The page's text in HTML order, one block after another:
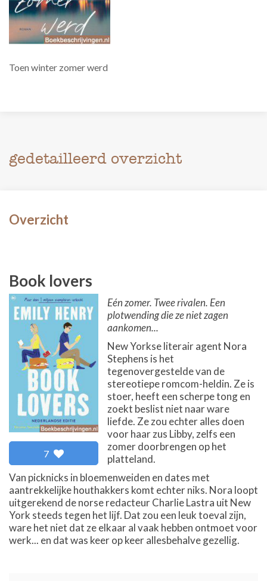
Toen winter zomer werd
gedetailleerd overzicht
Overzicht
Book lovers
7
Eén zomer. Twee rivalen. Een
plotwending die ze niet zagen
aankomen...
New Yorkse literair agent Nora
Stephens is het
tegenovergestelde van de
stereotiepe romcom-heldin. Ze is
stoer, heeft een scherpe tong en
zoekt beslist niet naar ware
liefde. Ze zou echter alles doen
voor haar zus Libby, zelfs een
zomer doorbrengen op het
platteland.
Van picknicks in bloemenweiden en dates met
aantrekkelijke houthakkers komt echter niks. Nora loopt
uitgerekend de norse redacteur Charlie Lastra uit New
York steeds tegen het lijf. Dat zou een leuk toeval zijn,
ware het niet dat ze elkaar al vaak hebben ontmoet voor
werk... en dat was keer op keer allesbehalve gezellig.